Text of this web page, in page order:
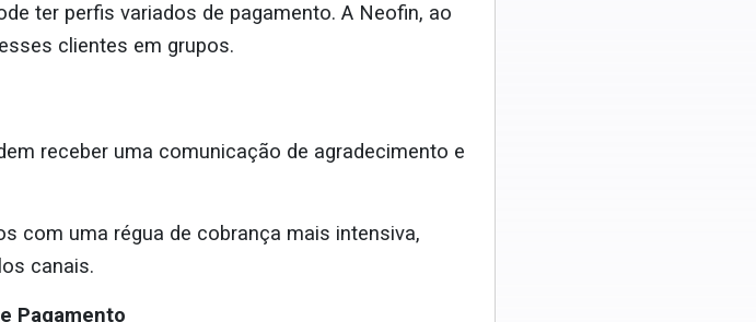
ter perfis variados de pagamento. A Neofin, ao
clientes em grupos.
receber uma comunicação de agradecimento e
com uma régua de cobrança mais intensiva,
canais.
Pagamento